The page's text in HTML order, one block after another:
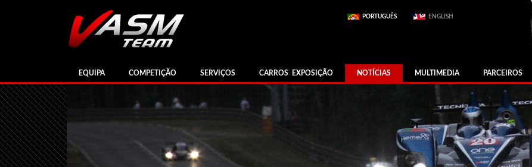
PORTUGUÊS ENGLISH
EQUIPA COMPETIÇÃO SERVIÇOS CARROS EXPOSIÇÃO NOTÍCIAS MULTIMEDIA PARCEIROS